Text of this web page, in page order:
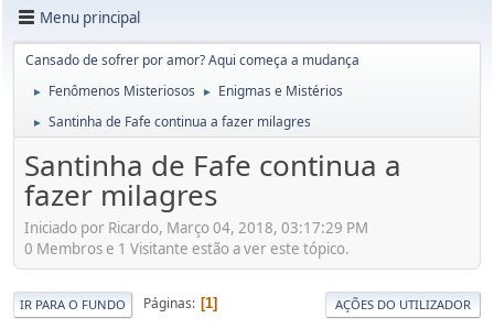
Menu principal
Cansado de sofrer por amor? Aqui começa a mudança
► Fenômenos Misteriosos ► Enigmas e Mistérios
► Santinha de Fafe continua a fazer milagres
Santinha de Fafe continua a
fazer milagres
Iniciado por Ricardo, Março 04, 2018, 03:17:29 PM
0 Membros e 1 Visitante estão a ver este tópico.
IR PARA O FUNDO Páginas 1 AÇÕES DO UTILIZADOR